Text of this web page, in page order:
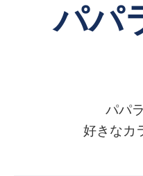
パパ
パパ
好きなカ